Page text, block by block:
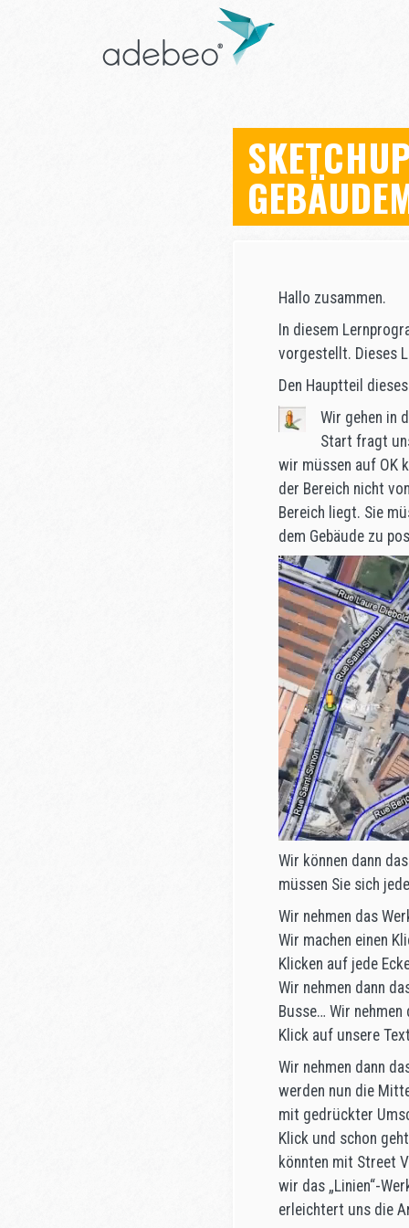
Hallo zusammen.
In diesem
vorgestellt. Dieses
Den Hauptteil
Wir gehen in
Start fragt
wir müssen auf OK
der Bereich nicht
Bereich liegt. Sie
dem Gebäude zu
Wir können dann
müssen Sie sich
Wir nehmen das
Wir machen einen
Klicken auf jede
Wir nehmen dann
Busse… Wir
Klick auf unsere
Wir nehmen dann
werden nun die
mit gedrückter
Klick und schon
könnten mit Street
wir das „Linien“-
erleichtert uns die